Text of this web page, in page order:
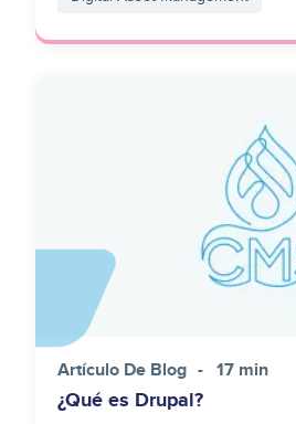
Artículo De Blog 17 min
¿Qué es Drupal?